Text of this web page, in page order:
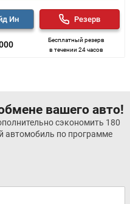
Ин
Бесплатный резерв
в течении 24 часов
Резерв
вашего авто!
сэкономить 180
автомобиль по программе